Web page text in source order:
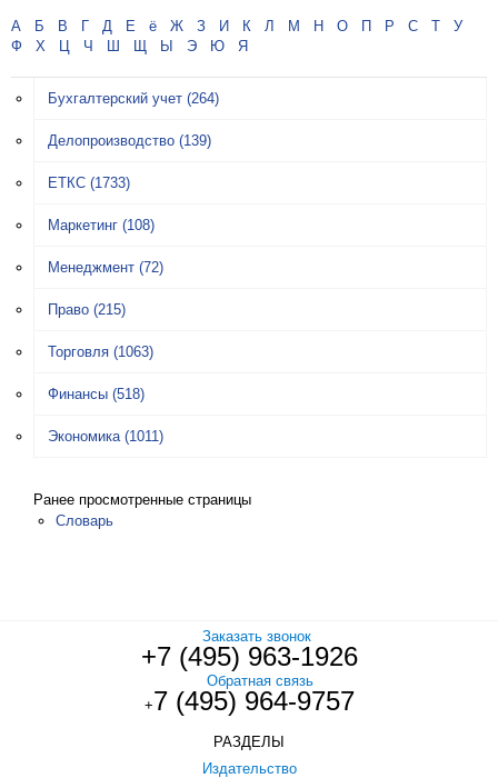
А Б В Г Д Е ё Ж З И К Л М Н О П Р С Т
У
Ф
Х Ц Ч Ш Щ Ы Э Ю Я
Бухгалтерский учет (264)
Делопроизводство (139)
ЕТКС (1733)
Маркетинг (108)
Менеджмент (72)
Право (215)
Торговля (1063)
Финансы (518)
Экономика (1011)
Ранее просмотренные страницы
Словарь
Заказать звонок
+7 (495) 963-1926
Обратная связь
+7 (495) 964-9757
РАЗДЕЛЫ
Издательство